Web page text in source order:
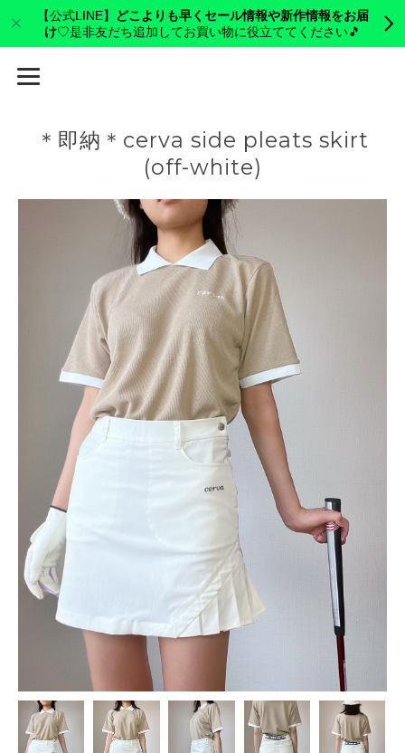
【公式LINE】
どこよりも早くセール情報や新作情報をお届
け♡是非友だち追加してお買い物に役立ててください🎵
＊即納＊cerva side pleats skirt
(off-white)